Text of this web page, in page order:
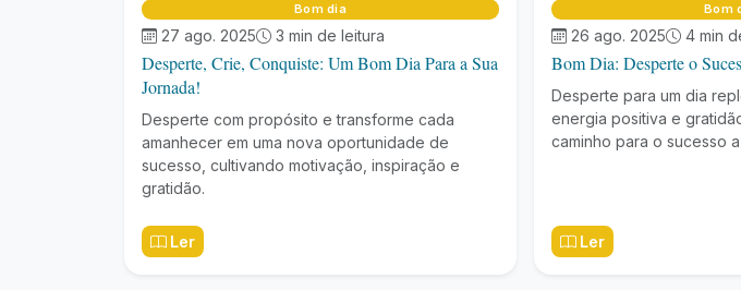
Bom dia
27 ago. 2025 3 min de leitura
Desperte, Crie, Conquiste: Um Bom Dia Para a Sua
Jornada!
Desperte com propósito e transforme cada
amanhecer em uma nova oportunidade de
sucesso, cultivando motivação, inspiração e
gratidão.
Ler
Bom
26 ago. 2025 4 min
Bom Dia: Desperte o
Desperte para um dia
energia positiva e
caminho para o sucesso
Ler